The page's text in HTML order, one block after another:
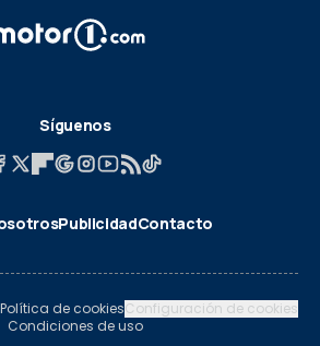
Síguenos
PublicidadContacto
Política de cookiesConfiguración de cookies
Condiciones de uso